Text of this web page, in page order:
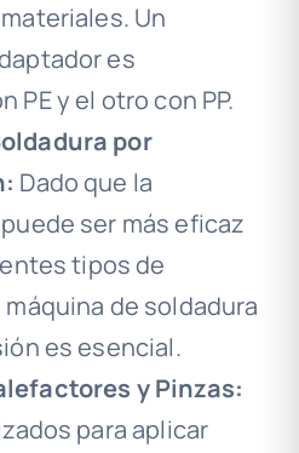
Un
es
PE y el otro con PP.
por
Dado que la
ser más eficaz
tipos de
de soldadura
es esencial.
y Pinzas:
para aplicar